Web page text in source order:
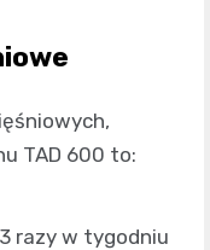
TAD 600 to:
razy w tygodniu